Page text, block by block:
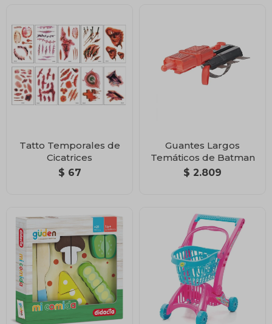
Tatto Temporales de
Cicatrices
$ 67
Guantes Largos
Temáticos de Batman
$ 2.809